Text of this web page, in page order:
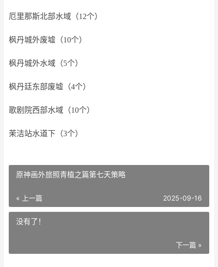
厄里那斯北部水域（12个）
枫丹城外废墟（10个）
枫丹城外水域（5个）
枫丹廷东部废墟（4个）
歌剧院西部水域（10个）
茉洁站水道下（3个）
原神画外旅照青植之篇第七天策略
« 上一篇 2025-09-16
没有了！
下一篇 »